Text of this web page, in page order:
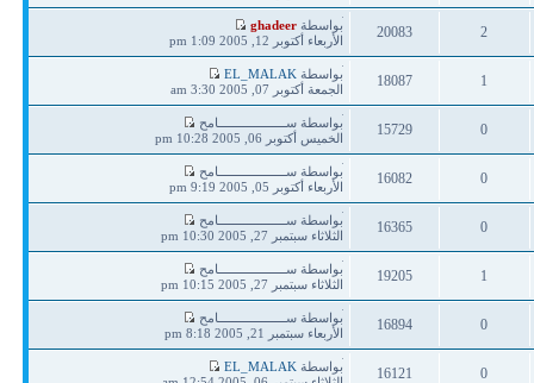
ردود
مشاهدات
2
ردود
20083
مشاهدات
آخر
مشاركة
بواسطةghadeer
الأربعاء أكتوبر 12, 2005 1:09 pm
1
ردود
18087
مشاهدات
آخر
مشاركة
بواسطة EL_MALAK
الجمعة أكتوبر 07, 2005 3:30 am
0
ردود
15729
مشاهدات
آخر
مشاركة
بواسطة ســـــــــــــــــــامح
الخميس أكتوبر 06, 2005 10:28 pm
0
ردود
16082
مشاهدات
آخر
مشاركة
بواسطة ســـــــــــــــــــامح
الأربعاء أكتوبر 05, 2005 9:19 pm
0
ردود
16365
مشاهدات
آخر
مشاركة
بواسطة ســـــــــــــــــــامح
الثلاثاء سبتمبر 27, 2005 10:30 pm
1
ردود
19205
مشاهدات
آخر
مشاركة
بواسطة ســـــــــــــــــــامح
الثلاثاء سبتمبر 27, 2005 10:15 pm
0
ردود
16894
مشاهدات
آخر
مشاركة
بواسطة ســـــــــــــــــــامح
الأربعاء سبتمبر 21, 2005 8:18 pm
0
16121
آخر
مشاركة
بواسطة EL_MALAK